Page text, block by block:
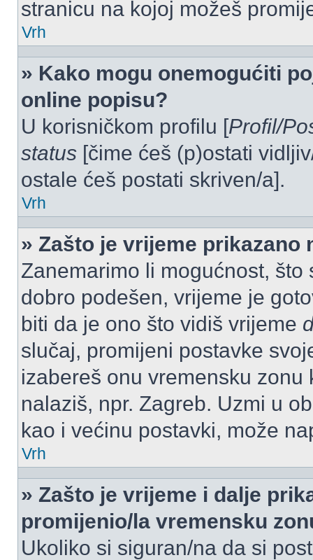
stranicu na kojoj možeš
Vrh
» Kako mogu onemogućiti
online popisu?
U korisničkom profilu [Profil/
status [čime ćeš (p)ostati
ostale ćeš postati skriven/a].
Vrh
» Zašto je vrijeme prikazano
Zanemarimo li mogućnost,
dobro podešen, vrijeme je
biti da je ono što vidiš vrijeme
slučaj, promijeni postavke
izabereš onu vremensku
nalaziš, npr. Zagreb. Uzmi u
kao i većinu postavki, može
Vrh
» Zašto je vrijeme i dalje
promijenio/la vremensku
Ukoliko si siguran/na da si